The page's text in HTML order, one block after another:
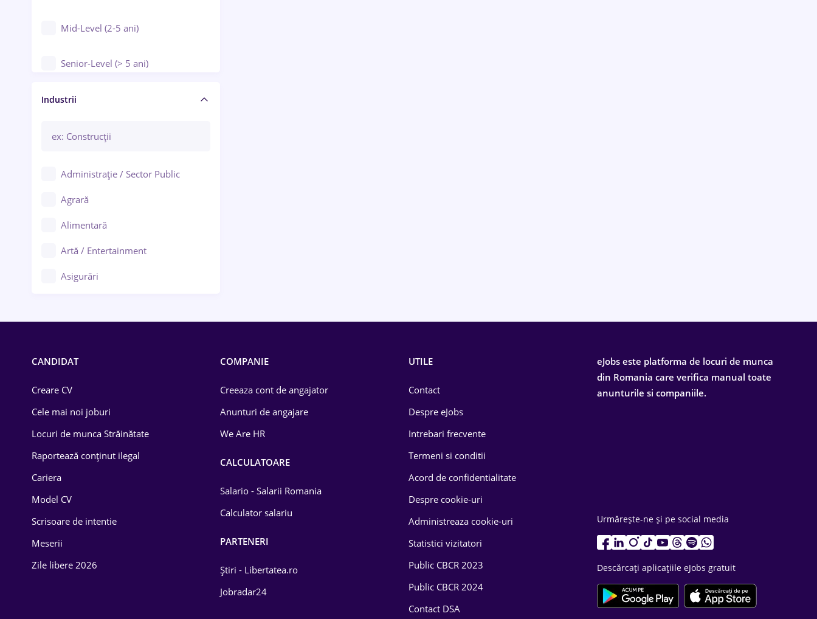
Mid-Level (2-5 ani)
Senior-Level (> 5 ani)
Manager / Executiv
Industrii
Administrație / Sector Public
Agrară
Alimentară
Artă / Entertainment
Asigurări
Drept
Educație / Training
Energetică
Farma
CANDIDAT
Creare CV
Cele mai noi joburi
Locuri de munca Străinătate
Raportează conținut ilegal
Cariera
Model CV
Scrisoare de intentie
Meserii
Zile libere 2026
COMPANIE
Creeaza cont de angajator
Anunturi de angajare
We Are HR
CALCULATOARE
Salario - Salarii Romania
Calculator salariu
PARTENERI
Știri - Libertatea.ro
Jobradar24
UTILE
Contact
Despre eJobs
Intrebari frecvente
Termeni si conditii
Acord de confidentialitate
Despre cookie-uri
Administreaza cookie-uri
Statistici vizitatori
Public CBCR 2023
Public CBCR 2024
Contact DSA
eJobs este platforma de locuri de munca
din Romania care verifica manual toate
anunturile si companiile.
Urmărește-ne și pe social media
Descărcați aplicațiile eJobs gratuit